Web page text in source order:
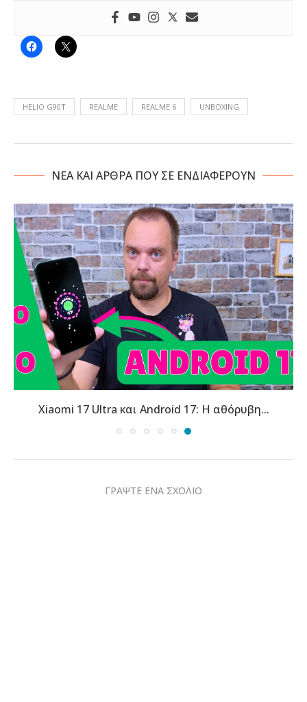
HELIO G90T REALME REALME 6 UNBOXING
NΕΑ ΚΑΙ ΑΡΘΡΑ ΠΟΥ ΣΕ ΕΝΔΙΑΦΕΡΟΥΝ
Xiaomi 17 Ultra και Android 17: Η αθόρυβη...
ΓΡΑΨΤΕ ΕΝΑ ΣΧΟΛΙΟ